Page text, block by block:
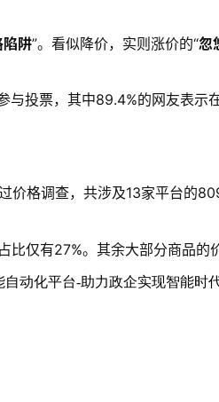
陷阱”。看似降价，实则涨价的“忽
投票，其中89.4%的网友表示
格调查，共涉及13家平台的
仅有27%。其余大部分商品的